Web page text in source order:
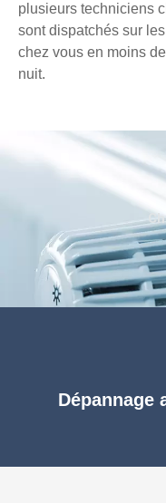
plusieurs techniciens
sont dispatchés sur
chez vous en moins
nuit.
Dépannage